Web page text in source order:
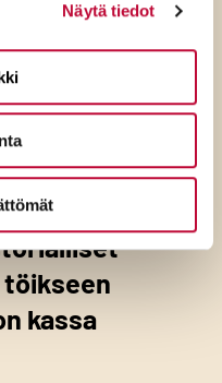
Näytä tiedot
Purran
töikseen
kassa